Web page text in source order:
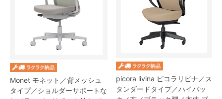
Monet モネット／背メッシュ
タイプ／ショルダーサポートな
picora livina ピコラリビナ／ス
タンダードタイプ／ハイバッ